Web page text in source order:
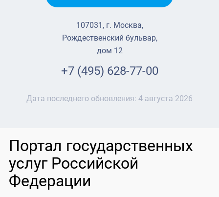
107031, г. Москва,
Рождественский бульвар,
дом 12
+7 (495) 628-77-00
Дата последнего обновления: 4 августа 2026
Портал государственных
услуг Российской
Федерации